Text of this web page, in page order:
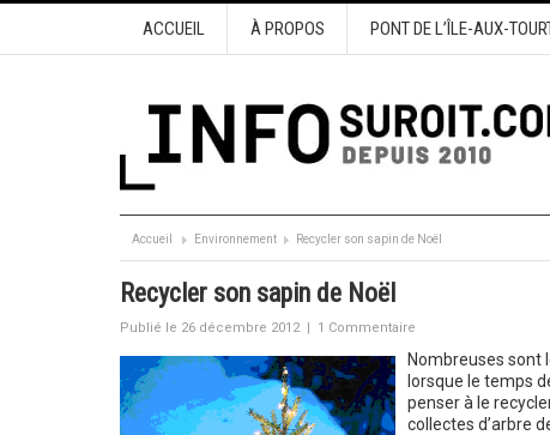
ACCUEIL À PROPOS PONT DE L’ÎLE-AUX-
Accueil Environnement Recycler son sapin de Noël
Recycler son sapin de Noël
Publié le 26 décembre 2012 | 1 Commentaire
Nombreuses sont
lorsque le temps
penser à le
collectes d’arbre